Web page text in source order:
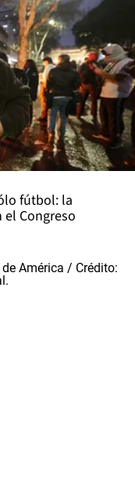
fútbol: la
el Congreso